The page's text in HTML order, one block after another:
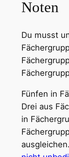
Noten
Du musst
Fünfen in
Drei aus
in
ausgleichen.